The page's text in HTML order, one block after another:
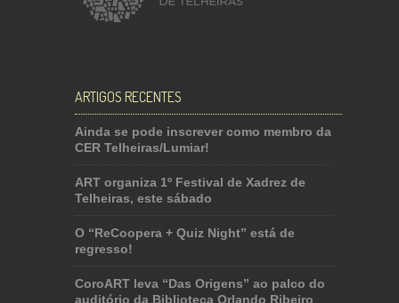
ARTIGOS RECENTES
Ainda se pode inscrever como membro da
CER Telheiras/Lumiar!
ART organiza 1º Festival de Xadrez de
Telheiras, este sábado
O “ReCoopera + Quiz Night” está de
regresso!
CoroART leva “Das Origens” ao palco do
auditório da Biblioteca Orlando Ribeiro